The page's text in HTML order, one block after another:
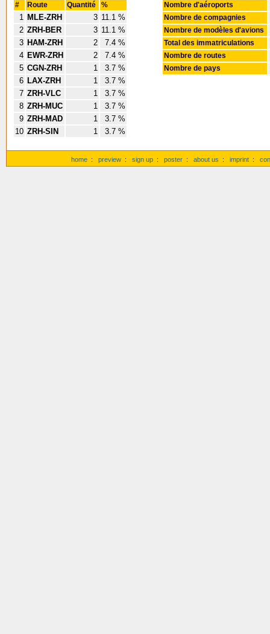
# Route Quantité %
1 MLE-ZRH 3 11.1 %
2 ZRH-BER 3 11.1 %
3 HAM-ZRH 2
7.4 %
4 EWR-ZRH 2
7.4 %
5 CGN-ZRH 1
3.7 %
6 LAX-ZRH 1
3.7 %
7 ZRH-VLC 1
3.7 %
8 ZRH-MUC 1
3.7 %
9 ZRH-MAD 1
3.7 %
10 ZRH-SIN 1 3.7 %
Nombre d'aéroports
Nombre de compagnies
Nombre de modèles d'avions
Total des immatriculations
Nombre de routes
Nombre de pays
home : preview : sign up : poster : about us : imprint :